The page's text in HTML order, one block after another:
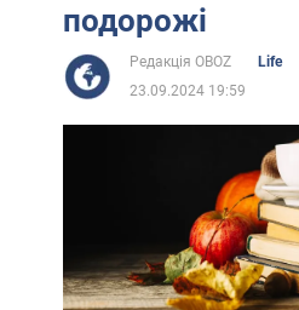
подорожі
Редакція OBOZ
Life
23.09.2024 19:59